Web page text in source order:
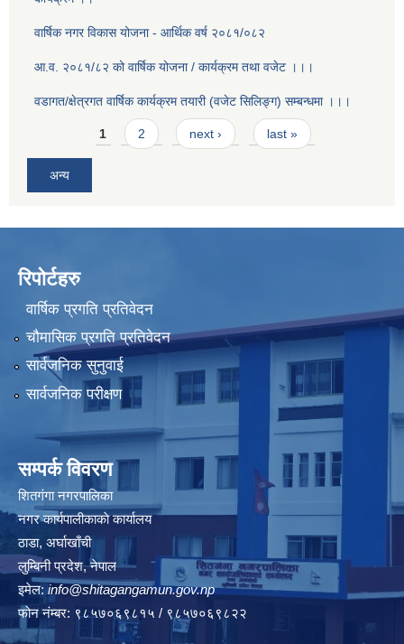
वार्षिक नगर विकास योजना - आर्थिक वर्ष २०८१/०८२
आ.व. २०८१/८२ को वार्षिक योजना / कार्यक्रम तथा वजेट ।।।
वडागत/क्षेत्रगत वार्षिक कार्यक्रम तयारी (वजेट सिलिङ्ग) सम्बन्धमा ।।।
Pages1 2 next › last »
अन्य
रिपोर्टहरु
वार्षिक प्रगति प्रतिवेदन
चौमासिक प्रगति प्रतिवेदन
सार्वजनिक सुनुवाई
सार्वजनिक परीक्षण
सम्पर्क विवरण
शितगंगा नगरपालिका
नगर कार्यपालीकाकाे कार्यालय
ठाडा, अर्घाखाँची
लुम्बिनी प्रदेश, नेपाल
इमेल: info@shitagangamun.gov.np
फोन नंम्बर: ९८५७०६९८१५ / ९८५७०६९८२२